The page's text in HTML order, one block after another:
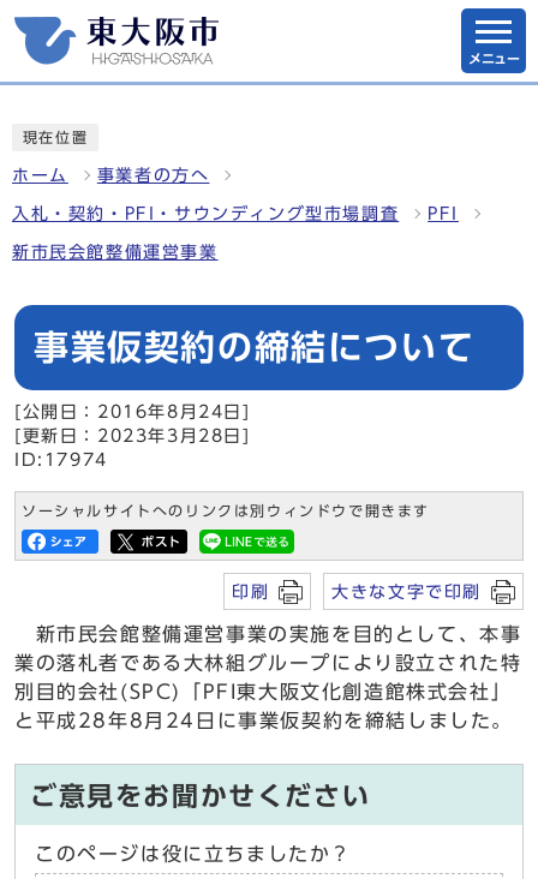
メニュー
現在位置
ホーム 事業者の方へ
入札・契約・PFI・サウンディング型市場調査 PFI
新市民会館整備運営事業
事業仮契約の締結について
[公開日：2016年8月24日]
[更新日：2023年3月28日]
ID:17974
ソーシャルサイトへのリンクは別ウィンドウで開きます
印刷 大きな文字で印刷
新市民会館整備運営事業の実施を目的として、本事
業の落札者である大林組グループにより設立された特
別目的会社(SPC)「PFI東大阪文化創造館株式会社」
と平成28年8月24日に事業仮契約を締結しました。
ご意見をお聞かせください
このページは役に立ちましたか？